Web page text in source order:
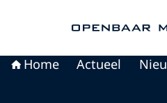
Home Actueel